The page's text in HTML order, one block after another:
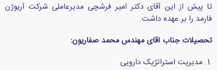
تا پیش از این آقای دکتر امیر فرشچی مدیرعاملی شرکت آریوژن
فارمد را بر عهده داشت.
تحصیلات جناب آقای مهندس محمد صفاریون:
مدیریت استراتژیک دارویی